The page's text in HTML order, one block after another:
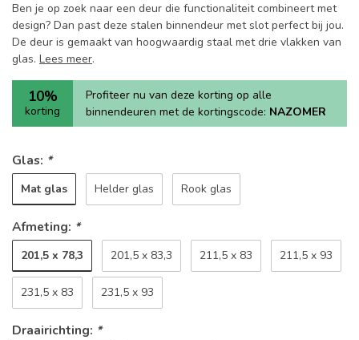
Ben je op zoek naar een deur die functionaliteit combineert met
design? Dan past deze stalen binnendeur met slot perfect bij jou.
De deur is gemaakt van hoogwaardig staal met drie vlakken van
glas. Lees meer.
10%
korting
Profiteer nu van deze korting op alle
binnendeuren met de kortingscode: NAZOMER
Glas: *
Mat glas Helder glas Rook glas
Afmeting: *
201,5 x 78,3 201,5 x 83,3 211,5 x 83 211,5 x 93
231,5 x 83 231,5 x 93
Draairichting: *